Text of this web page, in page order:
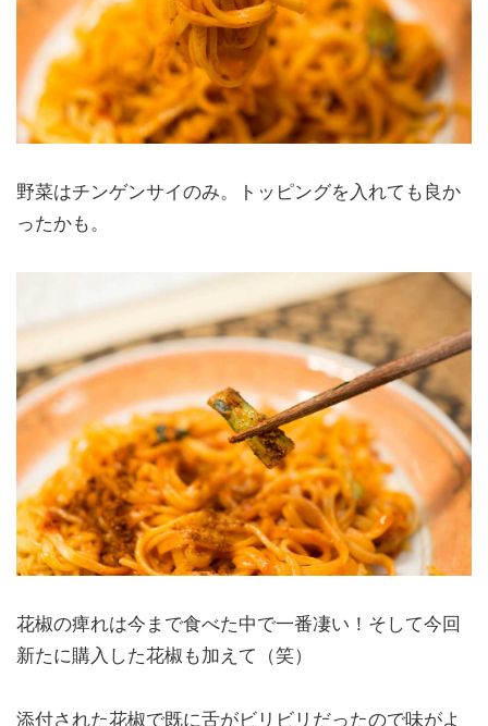
野菜はチンゲンサイのみ。トッピングを入れても良か
ったかも。
花椒の痺れは今まで食べた中で一番凄い！そして今回
新たに購入した花椒も加えて（笑）
添付された花椒で既に舌がビリビリだったので味がよ